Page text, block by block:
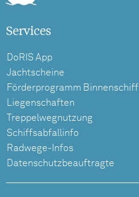
Services
DoRIS App
Jachtscheine
Förderprogramm Binnenschiff
Liegenschaften
Treppelwegnutzung
Schiffsabfallinfo
Radwege-Infos
Datenschutzbeauftragte